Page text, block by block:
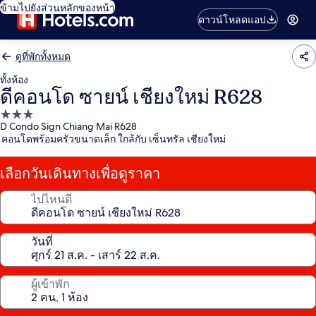
ข้ามไปยังส่วนหลักของหน้า
ดาวน์โหลดแอป
ดูที่พักทั้งหมด
ทั้งห้อง
ดีคอนโด ซายน์ เชียงใหม่ R628
ที่พัก
3.0
D Condo Sign Chiang Mai R628
คอนโดพร้อมครัวขนาดเล็ก ใกล้กับ เซ็นทรัล เชียงใหม่
เลือกวันเดินทางเพื่อดูราคา
ไปไหนดี
วันที่
ผู้เข้าพัก